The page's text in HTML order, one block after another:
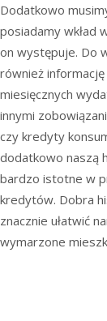
Dodatkowo
posiadamy wkład
on występuje. Do
również
miesięcznych
innymi
czy kredyty
dodatkowo naszą
bardzo istotne w
kredytów. Dobra
znacznie ułatwić
wymarzone